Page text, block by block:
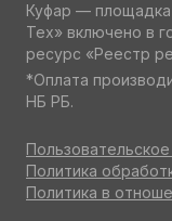
Куфар —
Тех» включено в
ресурс «Реестр
*Оплата
НБ РБ.
Политика
Политика в